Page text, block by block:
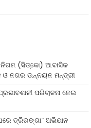
ନିଗମ (ସିଡ୍‌କୋ) ଆବାସିକ
ଓ ନଗର ଉନ୍ନୟନ ମନ୍ତ୍ରୀ
ପରିଚାଳନା ନେଇ
ତ୍ରିରଙ୍ଗା” ଅଭିଯାନ